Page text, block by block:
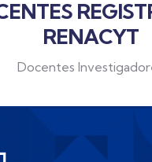
RENACYT
Docentes